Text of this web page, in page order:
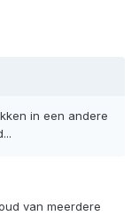
in een andere
van meerdere